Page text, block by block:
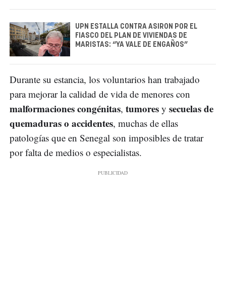
UPN ESTALLA CONTRA ASIRON POR EL
FIASCO DEL PLAN DE VIVIENDAS DE
MARISTAS: “YA VALE DE ENGAÑOS”
Durante su estancia, los voluntarios han trabajado
para mejorar la calidad de vida de menores con
malformaciones congénitas, tumores y secuelas de
quemaduras o accidentes, muchas de ellas
patologías que en Senegal son imposibles de tratar
por falta de medios o especialistas.